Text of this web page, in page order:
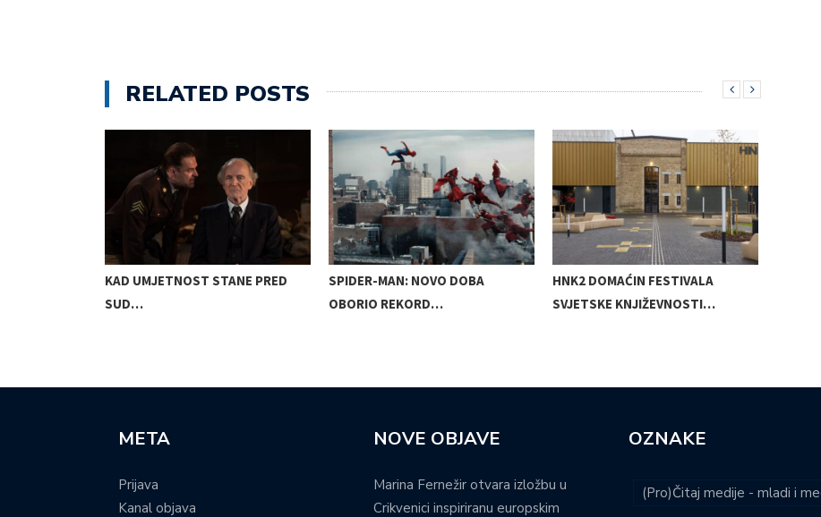
RELATED POSTS
KAD UMJETNOST STANE PRED
SUD…
SPIDER-MAN: NOVO DOBA
OBORIO REKORD…
HNK2 DOMAĆIN FESTIVALA
SVJETSKE KNJIŽEVNOSTI…
META
Prijava
Kanal objava
NOVE OBJAVE
Marina Fernežir otvara izložbu u
Crikvenici inspiriranu europskim
OZNAKE
(Pro)Čitaj medije - mladi i